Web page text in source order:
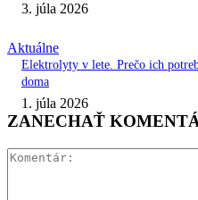
3. júla 2026
Aktuálne
Elektrolyty v lete. Prečo ich
doma
1. júla 2026
ZANECHAŤ